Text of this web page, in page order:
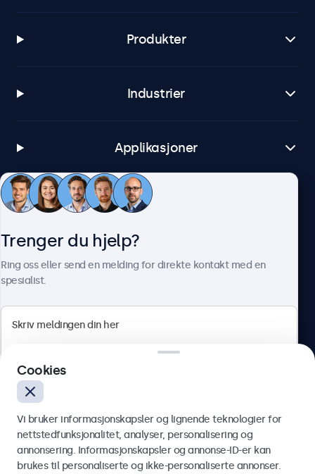
Produkter
Industrier
Applikasjoner
Kundeservice
Norsk
Trenger du hjelp?
Ring oss eller send en melding for direkte kontakt med en
spesialist.
Send
Cookies
Vi bruker informasjonskapsler og lignende teknologier for
nettstedfunksjonalitet, analyser, personalisering og
annonsering. Informasjonskapsler og annonse-ID-er kan
brukes til personaliserte og ikke-personaliserte annonser.